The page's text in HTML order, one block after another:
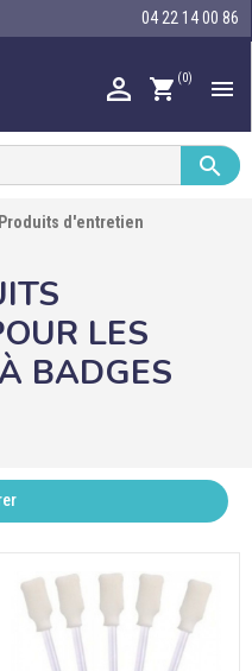
04 22 14 00 86
 shopping_cart (0) 



Produits d'entretien
LES
BADGES